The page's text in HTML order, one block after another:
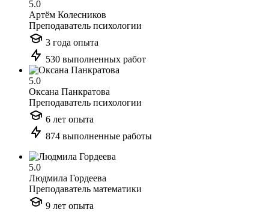
5.0
Артём Колесников
Преподаватель психологии
3 года опыта
530 выполненных работ
5.0
Оксана Панкратова
Преподаватель психологии
6 лет опыта
874 выполненные работы
5.0
Людмила Гордеева
Преподаватель математики
9 лет опыта